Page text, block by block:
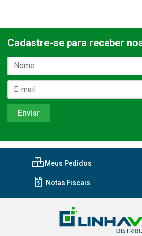
Cadastre-se para receber
Meus Pedidos
Notas Fiscais